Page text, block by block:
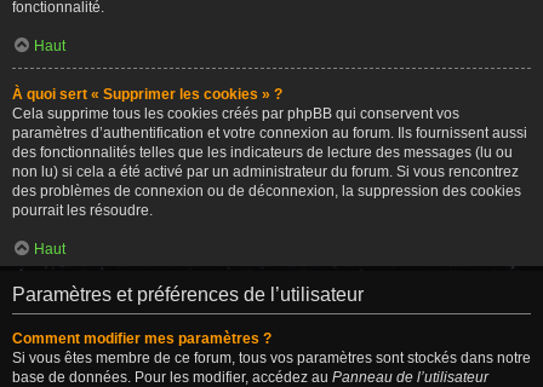
fonctionnalité.
Haut
À quoi sert « Supprimer les cookies » ?
Cela supprime tous les cookies créés par phpBB qui conservent vos
paramètres d’authentification et votre connexion au forum. Ils fournissent aussi
des fonctionnalités telles que les indicateurs de lecture des messages (lu ou
non lu) si cela a été activé par un administrateur du forum. Si vous rencontrez
des problèmes de connexion ou de déconnexion, la suppression des cookies
pourrait les résoudre.
Haut
Paramètres et préférences de l’utilisateur
Comment modifier mes paramètres ?
Si vous êtes membre de ce forum, tous vos paramètres sont stockés dans notre
base de données. Pour les modifier, accédez au Panneau de l’utilisateur